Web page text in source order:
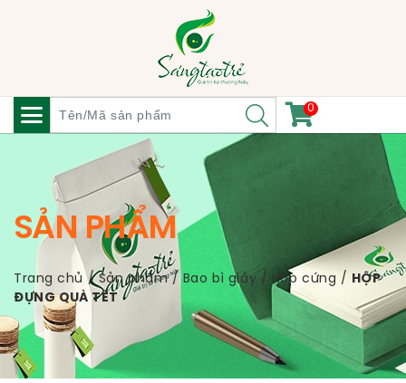
0
SẢN PHẨM
Trang chủ /Sản phẩm/ Bao bì giấy / Hộp cứng /
HỘP
ĐỰNG QUÀ TẾT